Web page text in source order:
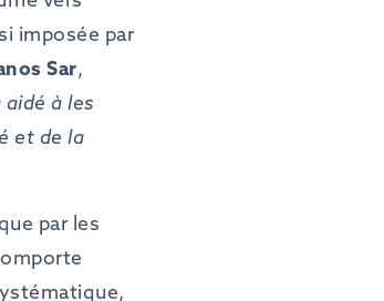
imposée par
Sar,
aidé à les
et de la
par les